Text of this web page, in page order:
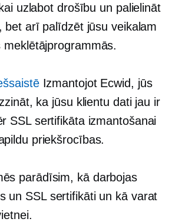
uzlabot drošību un palielināt
bet arī palīdzēt jūsu veikalam
meklētājprogrammās.
Izmantojot Ecwid, jūs
ka jūsu klientu dati jau ir
SSL sertifikāta izmantošanai
priekšrocības.
parādīsim, kā darbojas
un SSL sertifikāti un kā varat